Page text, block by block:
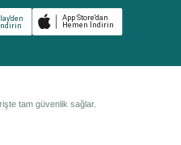
tam güvenlik sağlar.